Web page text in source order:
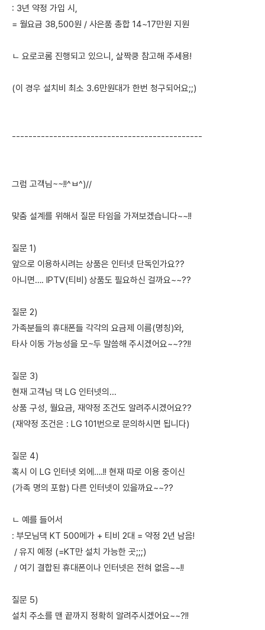
: 3년 약정 가입 시,
= 월요금 38,500원 / 사은품 총합 14~17만원 지원
ㄴ 요로코롬 진행되고 있으니, 살짝쿵 참고해 주세용!
(이 경우 설치비 최소 3.6만원대가 한번 청구되어요;;)
----------------------------------------------
그럼 고객님~~!!^ㅂ^)//
맞춤 설계를 위해서 질문 타임을 가져보겠습니다~~!!
질문 1)
앞으로 이용하시려는 상품은 인터넷 단독인가요??
아니면…. IPTV(티비) 상품도 필요하신 걸까요~~??
질문 2)
가족분들의 휴대폰들 각각의 요금제 이름(명칭)와,
타사 이동 가능성을 모~두 말씀해 주시겠어요~~??!!
질문 3)
현재 고객님 댁 LG 인터넷의...
상품 구성, 월요금, 재약정 조건도 알려주시겠어요??
(재약정 조건은 : LG 101번으로 문의하시면 됩니다)
질문 4)
혹시 이 LG 인터넷 외에….!! 현재 따로 이용 중이신
(가족 명의 포함) 다른 인터넷이 있을까요~~??
ㄴ 예를 들어서
: 부모님댁 KT 500메가 + 티비 2대 = 약정 2년 남음!
/ 유지 예정 (=KT만 설치 가능한 곳;;;)
/ 여기 결합된 휴대폰이나 인터넷은 전혀 없음~~!!
질문 5)
설치 주소를 맨 끝까지 정확히 알려주시겠어요~~?!!